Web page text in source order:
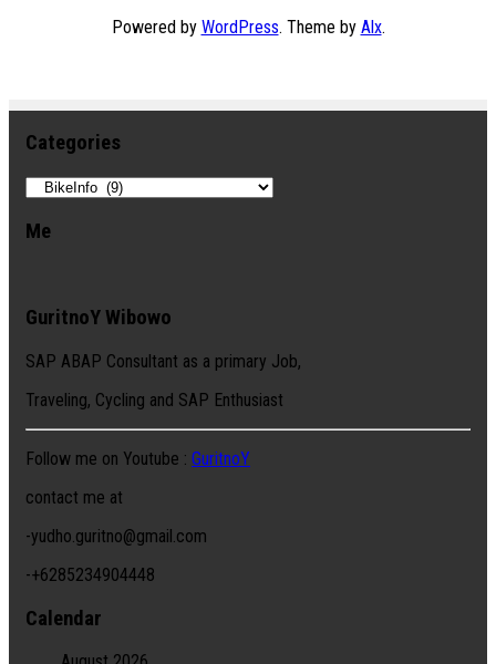
Powered by WordPress. Theme by Alx.
Categories
Categories
Me
GuritnoY Wibowo
SAP ABAP Consultant as a primary Job,
Traveling, Cycling and SAP Enthusiast
Follow me on Youtube : GuritnoY
contact me at
-yudho.guritno@gmail.com
-+6285234904448
Calendar